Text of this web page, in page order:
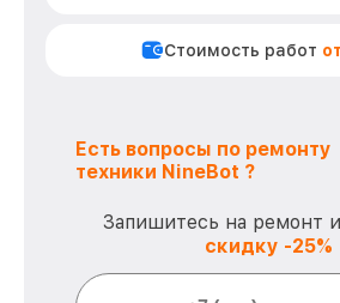
Стоимость работ
Есть вопросы по ремонту
техники NineBot ?
Запишитесь на ремонт
скидку -25%